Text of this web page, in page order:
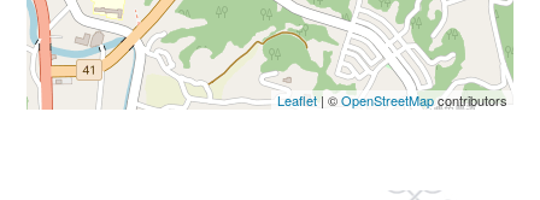
Leaflet| ©OpenStreetMapcontributors